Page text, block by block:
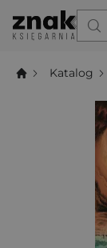
Katalog